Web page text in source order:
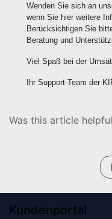
Wenden Sie sich an
wenn Sie hier weitere
Berücksichtigen Sie
Beratung und
Viel Spaß bei der
Ihr Support-Team der
Was this article
Kundenportal